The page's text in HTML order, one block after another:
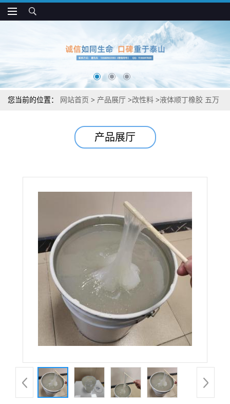
您当前的位置： 网站首页 > 产品展厅 >改性料 >液体顺丁橡胶 五万
产品展厅